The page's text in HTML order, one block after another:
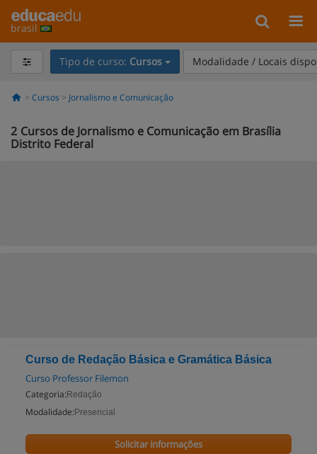
brasil
Tipo de curso: Cursos Modalidade / Locais
Cursos Jornalismo e Comunicação
2 Cursos de Jornalismo e Comunicação em Brasília
Distrito Federal
Curso de Redação Básica e Gramática Básica
Curso Professor Filemon
Categoria: Redação
Modalidade: Presencial
Solicitar informações